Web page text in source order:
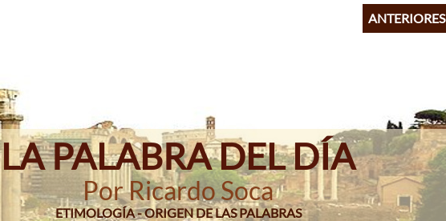
ANTERIORES
LA PALABRA DEL DÍA
Por Ricardo Soca
ETIMOLOGÍA - ORIGEN DE LAS PALABRAS